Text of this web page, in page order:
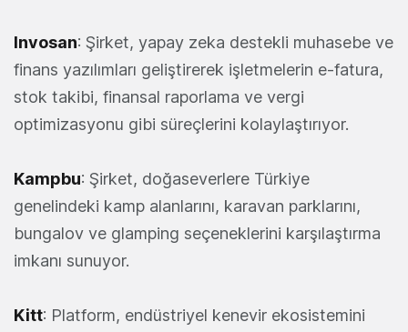
Invosan: Şirket, yapay zeka destekli muhasebe ve
finans yazılımları geliştirerek işletmelerin e-fatura,
stok takibi, finansal raporlama ve vergi
optimizasyonu gibi süreçlerini kolaylaştırıyor.
Kampbu: Şirket, doğaseverlere Türkiye
genelindeki kamp alanlarını, karavan parklarını,
bungalov ve glamping seçeneklerini karşılaştırma
imkanı sunuyor.
Kitt: Platform, endüstriyel kenevir ekosistemini